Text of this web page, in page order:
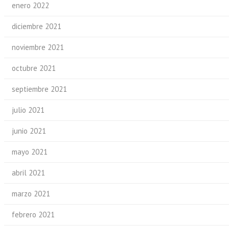
enero 2022
diciembre 2021
noviembre 2021
octubre 2021
septiembre 2021
julio 2021
junio 2021
mayo 2021
abril 2021
marzo 2021
febrero 2021